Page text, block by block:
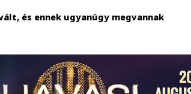
és ennek ugyanúgy megvannak